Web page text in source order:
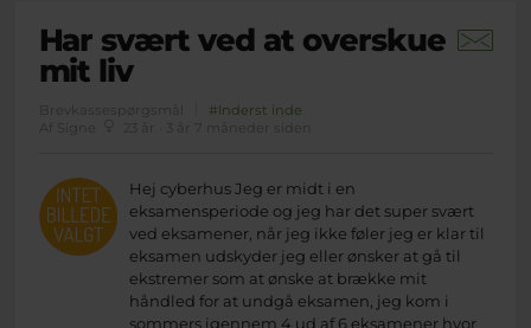
Har svært ved at overskue
mit liv
Brevkassespørgsmål
#Inderst inde
Af Signe
Hej cyberhus Jeg er midt i en
eksamensperiode og jeg har det super svært
ved eksamener, når jeg ikke føler jeg er klar til
eksamen udskyder jeg eller ønsker at gå til
ekstremer som at ønske at brække mit
håndled for at undgå eksamen, jeg kom i
sommers igennem 4 ud af 6 eksamener hvor